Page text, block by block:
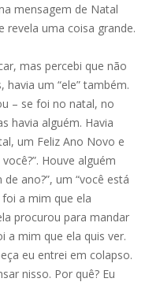
mensagem de Natal
revela uma coisa grande.
mas percebi que não
um “ele” também.
– se foi no natal, no
havia alguém. Havia
um Feliz Ano Novo e
Houve alguém
ano?”, um “você está
a mim que ela
procurou para mandar
a mim que ela quis ver.
eu entrei em colapso.
nisso. Por quê? Eu